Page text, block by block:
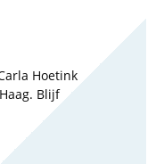
Hoetink
Blijf